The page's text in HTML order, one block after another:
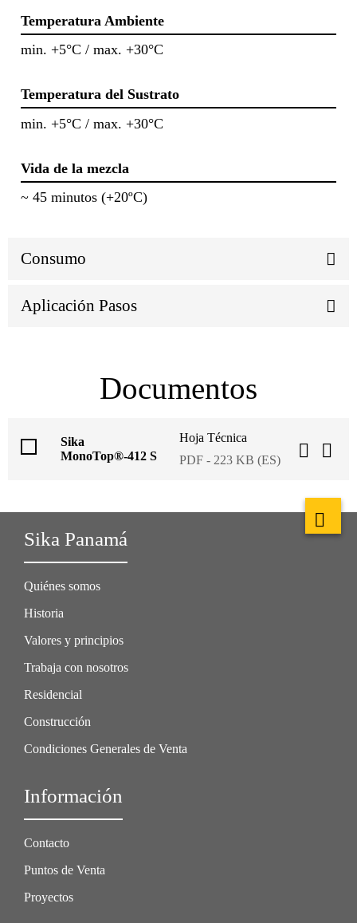
Temperatura Ambiente
min. +5°C / max. +30°C
Temperatura del Sustrato
min. +5°C / max. +30°C
Vida de la mezcla
~ 45 minutos (+20ºC)
Consumo
Aplicación Pasos
Documentos
Sika
MonoTop®-412 S
Hoja Técnica
PDF - 223 KB (ES)
Sika Panamá
Quiénes somos
Historia
Valores y principios
Trabaja con nosotros
Residencial
Construcción
Condiciones Generales de Venta
Información
Contacto
Puntos de Venta
Proyectos